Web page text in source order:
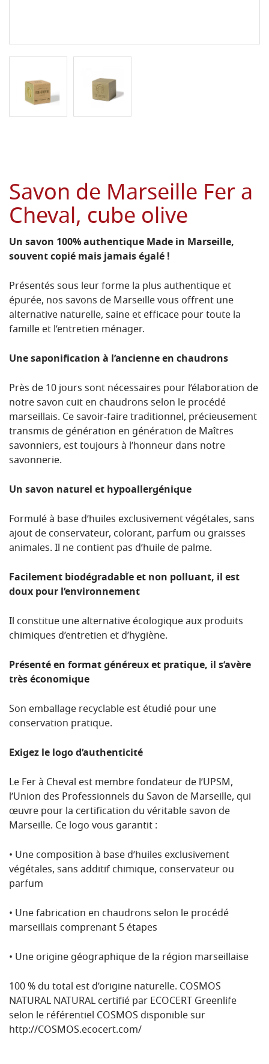
Savon de Marseille Fer a
Cheval, cube olive
Un savon 100% authentique Made in Marseille,
souvent copié mais jamais égalé !
Présentés sous leur forme la plus authentique et
épurée, nos savons de Marseille vous offrent une
alternative naturelle, saine et efficace pour toute la
famille et l’entretien ménager.
Une saponification à l’ancienne en chaudrons
Près de 10 jours sont nécessaires pour l’élaboration de
notre savon cuit en chaudrons selon le procédé
marseillais. Ce savoir-faire traditionnel, précieusement
transmis de génération en génération de Maîtres
savonniers, est toujours à l’honneur dans notre
savonnerie.
Un savon naturel et hypoallergénique
Formulé à base d’huiles exclusivement végétales, sans
ajout de conservateur, colorant, parfum ou graisses
animales. Il ne contient pas d’huile de palme.
Facilement biodégradable et non polluant, il est
doux pour l’environnement
Il constitue une alternative écologique aux produits
chimiques d’entretien et d’hygiène.
Présenté en format généreux et pratique, il s’avère
très économique
Son emballage recyclable est étudié pour une
conservation pratique.
Exigez le logo d’authenticité
Le Fer à Cheval est membre fondateur de l’UPSM,
l’Union des Professionnels du Savon de Marseille, qui
œuvre pour la certification du véritable savon de
Marseille. Ce logo vous garantit :
• Une composition à base d’huiles exclusivement
végétales, sans additif chimique, conservateur ou
parfum
• Une fabrication en chaudrons selon le procédé
marseillais comprenant 5 étapes
• Une origine géographique de la région marseillaise
100 % du total est d’origine naturelle. COSMOS
NATURAL NATURAL certifié par ECOCERT Greenlife
selon le référentiel COSMOS disponible sur
http://COSMOS.ecocert.com/